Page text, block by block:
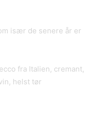
især de senere år er
fra Italien, cremant,
helst tør